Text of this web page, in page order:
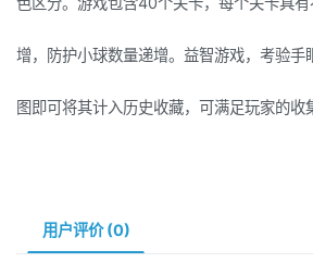
增，防护小球数量递增。益智游戏，考验手
图即可将其计入历史收藏，可满足玩家的收
用户评价 (0)